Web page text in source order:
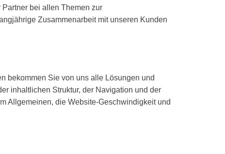
bei allen Themen zur
Zusammenarbeit mit unseren Kunden
bekommen Sie von uns alle Lösungen und
inhaltlichen Struktur, der Navigation und der
Allgemeinen, die Website-Geschwindigkeit und